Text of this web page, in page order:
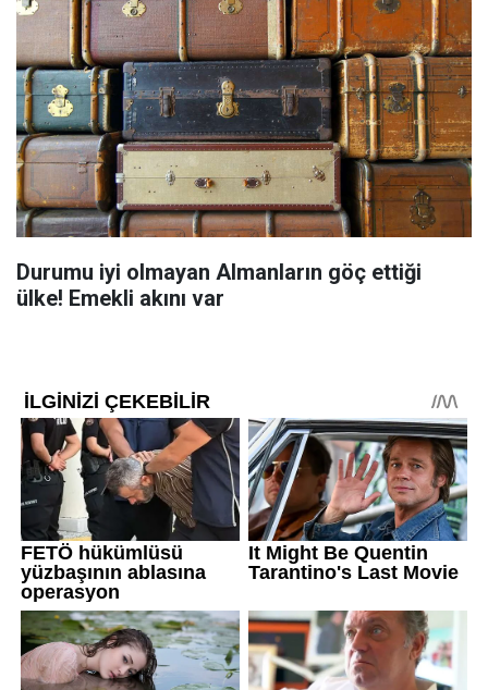
Durumu iyi olmayan Almanların göç ettiği
ülke! Emekli akını var